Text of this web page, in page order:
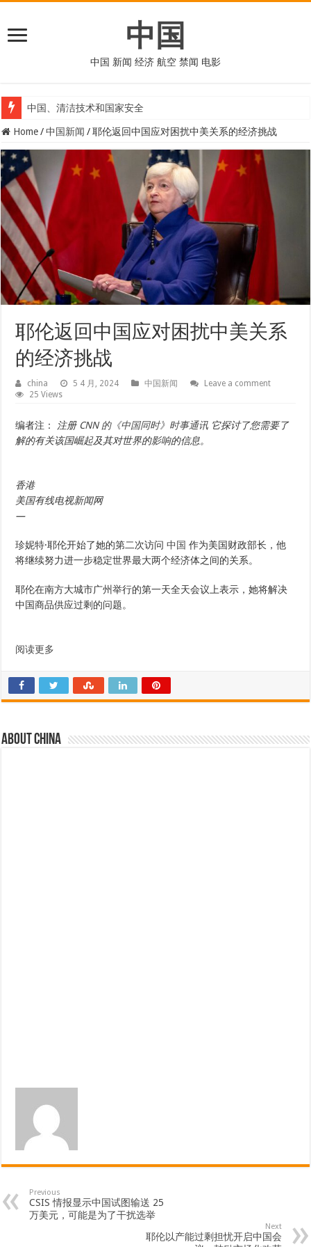
中国
中国 新闻 经济 航空 禁闻 电影
中国、清洁技术和国家安全
Home / 中国新闻 / 耶伦返回中国应对困扰中美关系的经济挑战
耶伦返回中国应对困扰中美关系
的经济挑战
china 5 4 月, 2024 中国新闻
Leave a comment
25 Views
编者注： 注册 CNN 的《中国同时》时事通讯 它探讨了您需要了
解的有关该国崛起及其对世界的影响的信息。
香港
美国有线电视新闻网
—
珍妮特·耶伦开始了她的第二次访问中国 作为美国财政部长，他
将继续努力进一步稳定世界最大两个经济体之间的关系。
耶伦在南方大城市广州举行的第一天全天会议上表示，她将解决
中国商品供应过剩的问题。
阅读更多
About china
Previous
CSIS 情报显示中国试图输送 25
万美元，可能是为了干扰选举
Next
耶伦以产能过剩担忧开启中国会